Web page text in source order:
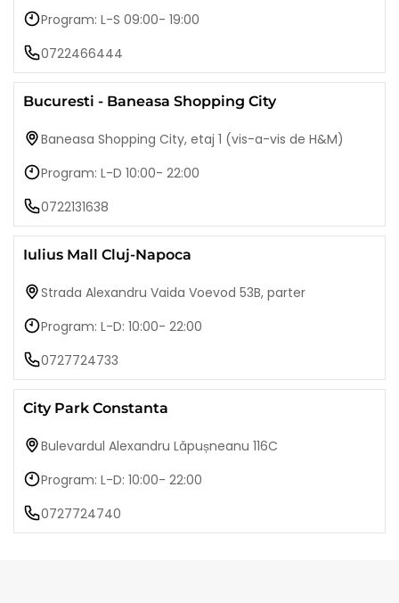
Program: L-S 09:00- 19:00
0722466444
Bucuresti - Baneasa Shopping City
Baneasa Shopping City, etaj 1 (vis-a-vis de H&M)
Program: L-D 10:00- 22:00
0722131638
Iulius Mall Cluj-Napoca
Strada Alexandru Vaida Voevod 53B, parter
Program: L-D: 10:00- 22:00
0727724733
City Park Constanta
Bulevardul Alexandru Lăpușneanu 116C
Program: L-D: 10:00- 22:00
0727724740